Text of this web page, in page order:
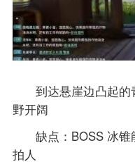
到达悬崖边凸起
野开阔
缺点：BOSS 冰
拍人